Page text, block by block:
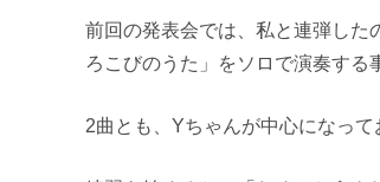
前回の発表会では、私と連弾した
ろこびのうた」をソロで演奏する
2曲とも、Yちゃんが中心になっ